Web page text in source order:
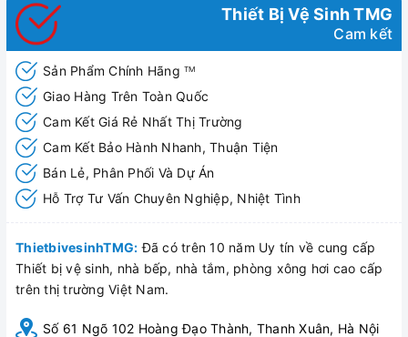
Thiết Bị Vệ Sinh TMG
Cam kết
Sản Phẩm Chính Hãng TM
Giao Hàng Trên Toàn Quốc
Cam Kết Giá Rẻ Nhất Thị Trường
Cam Kết Bảo Hành Nhanh, Thuận Tiện
Bán Lẻ, Phân Phối Và Dự Án
Hỗ Trợ Tư Vấn Chuyên Nghiệp, Nhiệt Tình
ThietbivesinhTMG: Đã có trên 10 năm Uy tín về cung cấp
Thiết bị vệ sinh, nhà bếp, nhà tắm, phòng xông hơi cao cấp
trên thị trường Việt Nam.
Số 61 Ngõ 102 Hoàng Đạo Thành, Thanh Xuân, Hà Nội